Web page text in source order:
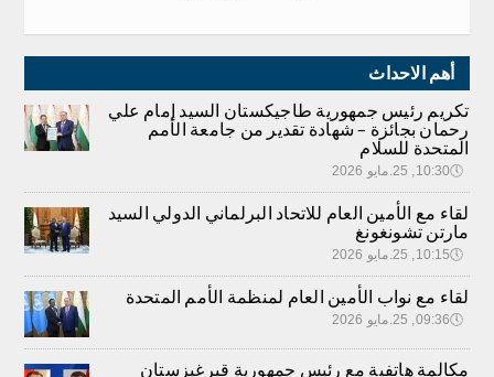
أهم الاحداث
تكريم رئيس جمهورية طاجيكستان السيد إمام علي
رحمان بجائزة – شهادة تقدير من جامعة الأمم
المتحدة للسلام
🕔10:30, 25.مايو 2026
لقاء مع الأمين العام للاتحاد البرلماني الدولي السيد
مارتن تشونغونغ
🕔10:15, 25.مايو 2026
لقاء مع نواب الأمين العام لمنظمة الأمم المتحدة
🕔09:36, 25.مايو 2026
مكالمة هاتفية مع رئيس جمهورية قيرغيزستان